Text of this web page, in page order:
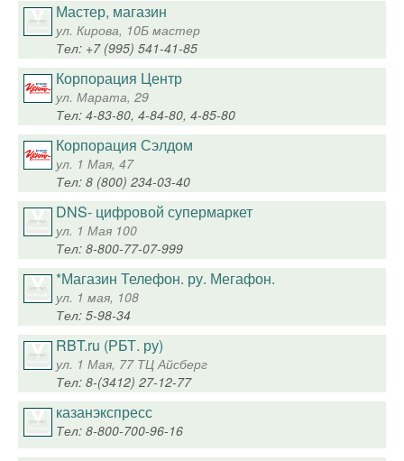
Мастер, магазин
ул. Кирова, 10Б мастер
Тел: +7 (995) 541-41-85
Корпорация Центр
ул. Марата, 29
Тел: 4-83-80, 4-84-80, 4-85-80
Корпорация Сэлдом
ул. 1 Мая, 47
Тел: 8 (800) 234-03-40
DNS- цифровой супермаркет
ул. 1 Мая 100
Тел: 8-800-77-07-999
*Магазин Телефон. ру. Мегафон.
ул. 1 мая, 108
Тел: 5-98-34
RBT.ru (РБТ. ру)
ул. 1 Мая, 77 ТЦ Айсберг
Тел: 8-(3412) 27-12-77
казанэкспресс
Тел: 8-800-700-96-16